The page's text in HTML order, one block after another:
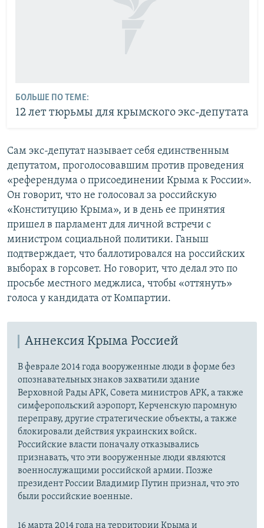
БОЛЬШЕ ПО ТЕМЕ:
12 лет тюрьмы для крымского экс-депутата
Сам экс-депутат называет себя единственным
депутатом, проголосовавшим против проведения
«референдума о присоединении Крыма к России».
Он говорит, что не голосовал за российскую
«Конституцию Крыма», и в день ее принятия
пришел в парламент для личной встречи с
министром социальной политики. Ганыш
подтверждает, что баллотировался на российских
выборах в горсовет. Но говорит, что делал это по
просьбе местного меджлиса, чтобы «оттянуть»
голоса у кандидата от Компартии.
Аннексия Крыма Россией
В феврале 2014 года вооруженные люди в форме без
опознавательных знаков захватили здание
Верховной Рады АРК, Совета министров АРК, а также
симферопольский аэропорт, Керченскую паромную
переправу, другие стратегические объекты, а также
блокировали действия украинских войск.
Российские власти поначалу отказывались
признавать, что эти вооруженные люди являются
военнослужащими российской армии. Позже
президент России Владимир Путин признал, что это
были российские военные.
16 марта 2014 года на территории Крыма и